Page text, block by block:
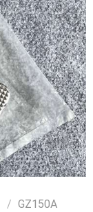
/ GZ150A